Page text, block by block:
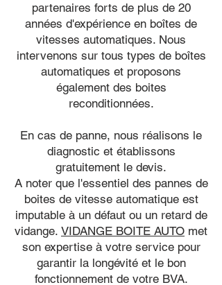
partenaires forts de plus de 20
années d'expérience en boîtes de
vitesses automatiques. Nous
intervenons sur tous types de boîtes
automatiques et proposons
également des boites
reconditionnées.
En cas de panne, nous réalisons le
diagnostic et établissons
gratuitement le devis.
A noter que l'essentiel des pannes de
boites de vitesse automatique est
imputable à un défaut ou un retard de
vidange. VIDANGE BOITE AUTO met
son expertise à votre service pour
garantir la longévité et le bon
fonctionnement de votre BVA.